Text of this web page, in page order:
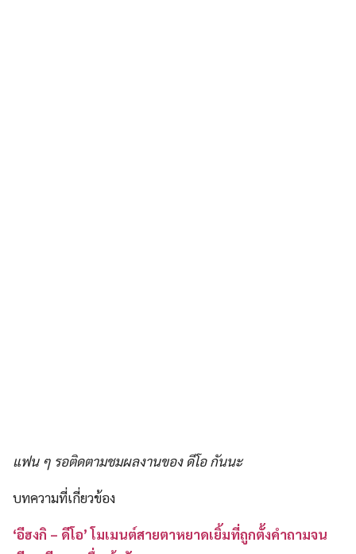
แฟน ๆ รอติดตามชมผลงานของ ดีโอ กันนะ
บทความที่เกี่ยวข้อง
‘อีฮงกิ – ดีโอ’ โมเมนต์สายตาหยาดเยิ้มที่ถูกตั้งคำถามจน